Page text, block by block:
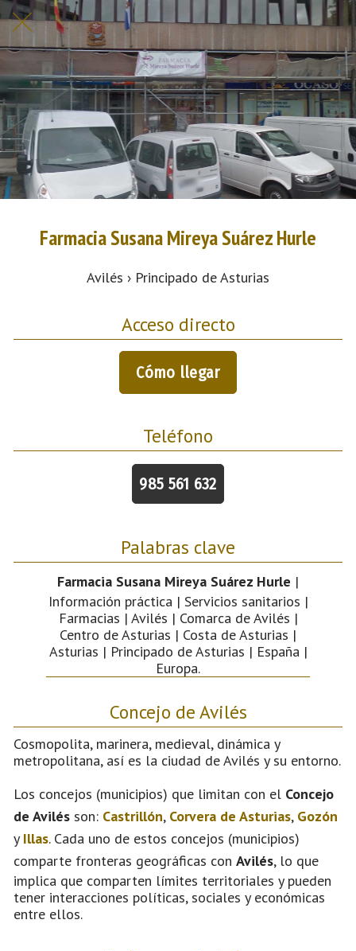
Farmacia Susana Mireya Suárez Hurle
Avilés › Principado de Asturias
Acceso directo
Cómo llegar
Teléfono
985 561 632
Palabras clave
Farmacia Susana Mireya Suárez Hurle |
Información práctica | Servicios sanitarios |
Farmacias | Avilés | Comarca de Avilés |
Centro de Asturias | Costa de Asturias |
Asturias | Principado de Asturias | España |
Europa.
Concejo de Avilés
Cosmopolita, marinera, medieval, dinámica y
metropolitana, así es la ciudad de Avilés y su entorno.
Los concejos (municipios) que limitan con el Concejo
de Avilés son: Castrillón, Corvera de Asturias, Gozón
y Illas. Cada uno de estos concejos (municipios)
comparte fronteras geográficas con Avilés, lo que
implica que comparten límites territoriales y pueden
tener interacciones políticas, sociales y económicas
entre ellos.